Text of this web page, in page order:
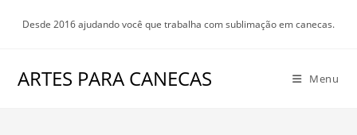
para
conteúdo
Desde 2016 ajudando você que trabalha com sublimação em canecas.
ARTES PARA CANECAS Menu